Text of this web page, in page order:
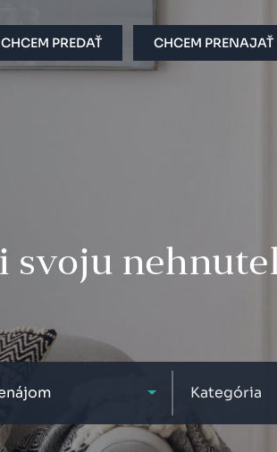
CHCEM PREDAŤ CHCEM PRENAJAŤ
svoju
Kategória